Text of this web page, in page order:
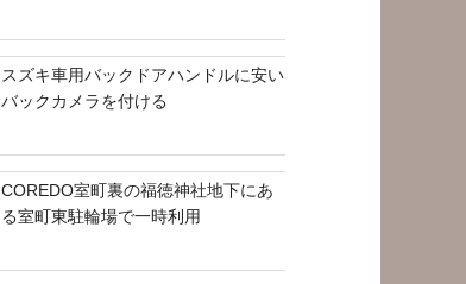
スズキ車用バックドアハンドルに安い
バックカメラを付ける
COREDO室町裏の福徳神社地下にあ
る室町東駐輪場で一時利用